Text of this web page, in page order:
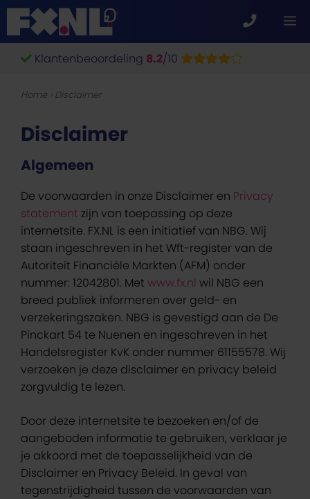
Ga
naar
de
inhoudKlantenbeoordeling 8.2/10
Home › Disclaimer
Disclaimer
Algemeen
De voorwaarden in onze Disclaimer en Privacy
statement zijn van toepassing op deze
internetsite. FX.NL is een initiatief van NBG. Wij
staan ingeschreven in het Wft-register van de
Autoriteit Financiële Markten (AFM) onder
nummer: 12042801. Met www.fx.nl wil NBG een
breed publiek informeren over geld- en
verzekeringszaken. NBG is gevestigd aan de De
Pinckart 54 te Nuenen en ingeschreven in het
Handelsregister KvK onder nummer 61155578. Wij
verzoeken je deze disclaimer en privacy beleid
zorgvuldig te lezen.
Door deze internetsite te bezoeken en/of de
aangeboden informatie te gebruiken, verklaar je
je akkoord met de toepasselijkheid van de
Disclaimer en Privacy Beleid. In geval van
tegenstrijdigheid tussen de voorwaarden van